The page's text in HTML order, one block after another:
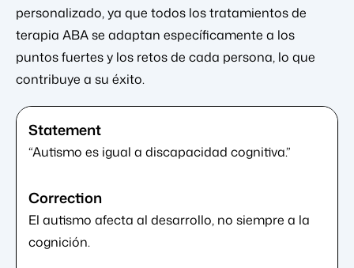
personalizado, ya que todos los tratamientos de
terapia ABA se adaptan específicamente a los
puntos fuertes y los retos de cada persona, lo que
contribuye a su éxito.
“Autismo es igual a discapacidad cognitiva.”
El autismo afecta al desarrollo, no siempre a la
cognición.